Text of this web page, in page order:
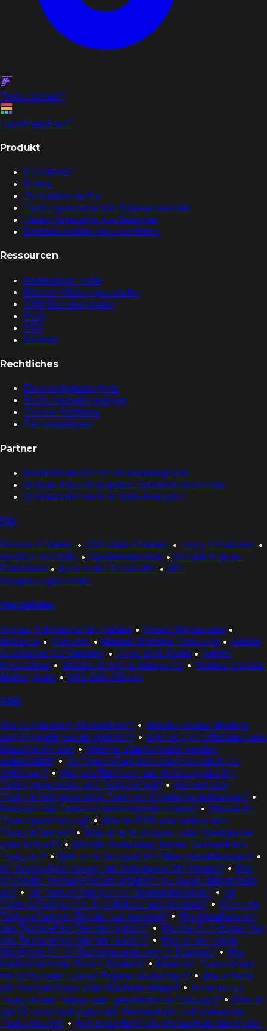
TexturesFast™
TrimSheetFast™
Produkt
Funktionen
Preise
So funktioniert's
Texturgenerator für Spieleentwickler
Texturgenerator für Designer
Blender-Addon herunterladen
Ressourcen
Kostenlose Tools
Roblox-Kleidungsersteller
CS2-Skin-Generator
Blog
FAQ
Kontakt
Rechtliches
Datenschutzrichtlinie
Nutzungsbedingungen
Cookie-Richtlinie
Danksagungen
Partner
Kostenloses Uhren-Anpassungstool
Airbnb-Aktivität in jedem Gebäude erkennen
Umsatzorientierte Airbnb-Analysen
Für
Roblox-Ersteller • CS2-Skin-Ersteller • Unity-Entwickler •
ArchViz-Künstler • Spieleentwickler • Unreal Engine-
Entwickler • Solo-Indie-Entwickler • 3D-
Umgebungskünstler
Vergleiche
Adobe Substance 3D Painter • Quixel Megascans •
Meshy.ai • Polycam • Manual Blender Texturing • Adobe
Substance 3D Sampler • Tripo AI & Rodin • Adobe
Photoshop • Shader Graph & Blueprints • Roblox Clothes
Maker Apps • CS2 Skin Editors
FAQ
Wie funktioniert TextureFast? • Werden meine Modelle
und Prompts privat gehalten? • Was ist UV-Entfaltung und
brauche ich sie? • Welche Dateiformate werden
unterstützt? • Ist TextureFast benutzerfreundlich für
Anfänger? • Wer profitiert von der Nutzung des KI-
Texturgenerators von TextureFast? • Können von
TextureFast generierte Texturen Probleme aufweisen? •
Kann ich die Texturen kommerziell nutzen? • Was ist KI-
Texturgenerierung? • Was ist PBR und unterstützt
TextureFast es? • Was ist eine Albedo- oder Basistextur
oder Diffuse? • Welche Auflösung haben TextureFast-
Texturen? • Was sind TextureFast-Stilvoreinstellungen? •
Ist TextureFast besser als Substance 3D Painter? • Wie
schneidet TextureFast im Vergleich zu Quixel Megascans
ab? • Ist TextureFast gut für Spieleentwickler? • Ist
TextureFast gut für Architekten und Archviz? • Kann ich
TextureFast mit Blender verwenden? • Wie installiere ich
das TextureFast Blender-Addon? • Welche Funktionen hat
das TextureFast Blender-Addon? • Was ist der beste
Workflow für KI-Texturgenerierung in Blender? • Wie
funktioniert das Token-System? • Kann ich TextureFast
für Unity oder Unreal Engine verwenden? • Wie erhalte
ich Normal-Maps oder Rauheits-Maps? • Unterstützt
TextureFast Teams oder geschäftliche Nutzung? • Was ist
der Unterschied zwischen TextureFast und manueller
Texturierung? • Wie exportiere ich Texturen in meine 3D-